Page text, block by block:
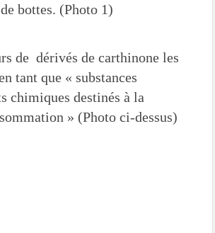
bottes. (Photo 1)
de dérivés de carthinone les
tant que « substances
chimiques destinés à la
» (Photo ci-dessus)